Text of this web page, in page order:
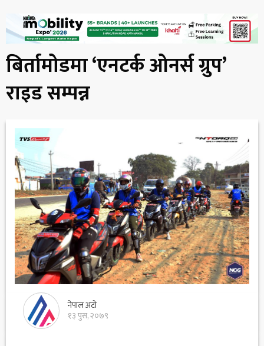
बिर्तामोडमा ‘एनटर्क ओनर्स ग्रुप’
राइड सम्पन्न
नेपाल अटो
१३ पुस, २०७९